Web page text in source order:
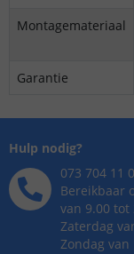
Montagemateriaal
Garantie
Hulp nodig?
073 704 11
Bereikbaar
van 9.00 tot
Zaterdag
Zondag